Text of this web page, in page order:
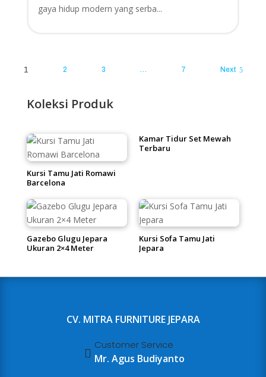
gaya hidup modern yang serba...
1 2 3 … 7 Next
Koleksi Produk
Kursi Tamu Jati Romawi
Barcelona
Kamar Tidur Set Mewah
Terbaru
Gazebo Glugu Jepara
Ukuran 2×4 Meter
Kursi Sofa Tamu Jati
Jepara
CV. MITRA FURNITURE JEPARA

Customer Service
Mr. Agus Budiyanto